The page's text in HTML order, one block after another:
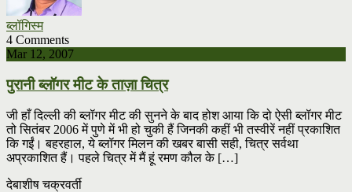
ब्लॉगिस्म
4 Comments
Mar 12, 2007
पुरानी ब्लॉगर मीट के ताज़ा चित्र
जी हाँ दिल्ली की ब्लॉगर मीट की सुनने के बाद होश आया कि दो ऐसी ब्लॉगर मीट
तो सितंबर 2006 में पुणे में भी हो चुकी हैं जिनकी कहीं भी तस्वीरें नहीं प्रकाशित
कि गईं। बहरहाल, ये ब्लॉगर मिलन की खबर बासी सही, चित्र सर्वथा
अप्रकाशित हैं। पहले चित्र में मैं हूं रमण कौल के […]
देबाशीष चक्रवर्ती